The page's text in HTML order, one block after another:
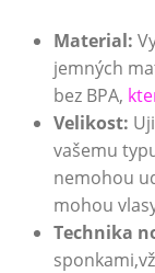
Material:
jemných
⁣bez BPA, ⁣
Velikost:
vašemu
nemohou
mohou
Technika